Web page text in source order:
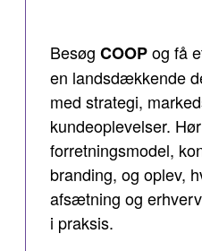
Besøg COOPog få
en landsdækkende
med strategi,
kundeoplevelser.
forretningsmodel,
branding, og oplev,
afsætning og
i praksis.